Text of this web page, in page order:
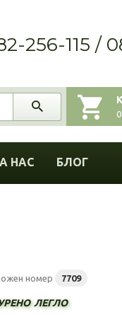
256-115 /
0
НАС БЛОГ
номер 7709
легло